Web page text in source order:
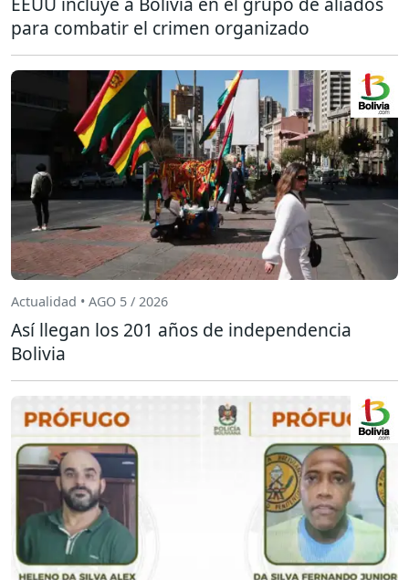
para combatir el crimen organizado
Actualidad • AGO 5 / 2026
Así llegan los 201 años de independencia
Bolivia